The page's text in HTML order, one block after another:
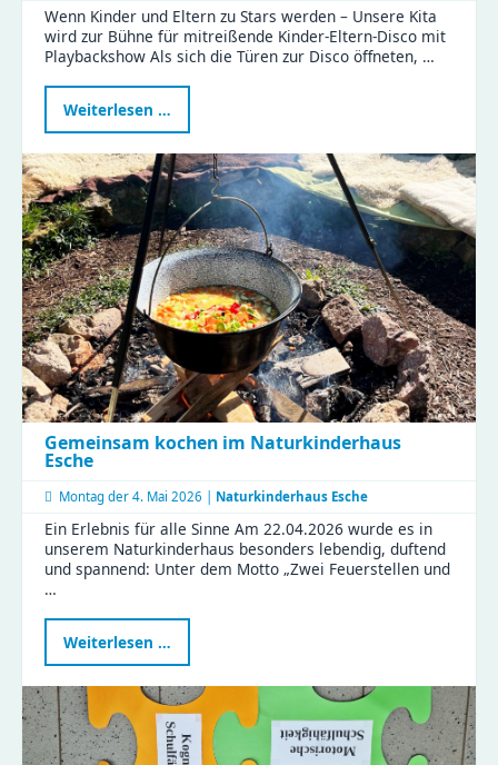
Wenn Kinder und Eltern zu Stars werden – Unsere Kita
wird zur Bühne für mitreißende Kinder-Eltern-Disco mit
Playbackshow Als sich die Türen zur Disco öffneten, …
Weiterlesen …
im
–
ein
verbindender
Nachmittag
voller
Magie
Gemeinsam kochen im Naturkinderhaus
Esche
Montag der 4. Mai 2026 | Naturkinderhaus Esche
Ein Erlebnis für alle Sinne Am 22.04.2026 wurde es in
unserem Naturkinderhaus besonders lebendig, duftend
und spannend: Unter dem Motto „Zwei Feuerstellen und
…
Weiterlesen …
kochen
im
Naturkinderhaus
Esche